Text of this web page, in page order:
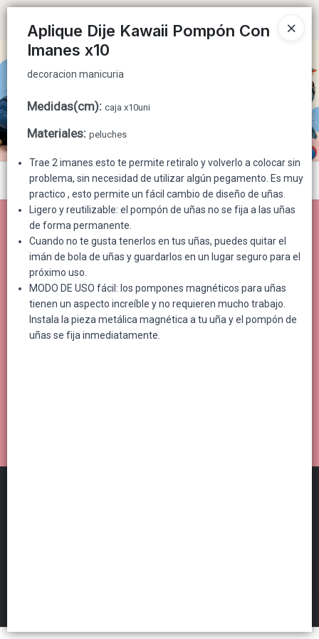
decoracion manicuria
Aplique Dije Kawaii Pompón Con
Imanes x10
decoracion manicuria
Medidas(cm): caja x10uni
Materiales: peluches
Trae 2 imanes esto te permite retiralo y volverlo a colocar sin
problema, sin necesidad de utilizar algún pegamento. Es muy
practico , esto permite un fácil cambio de diseño de uñas.
Ligero y reutilizable: el pompón de uñas no se fija a las uñas
de forma permanente.
Cuando no te gusta tenerlos en tus uñas, puedes quitar el
imán de bola de uñas y guardarlos en un lugar seguro para el
próximo uso.
MODO DE USO fácil: los pompones magnéticos para uñas
tienen un aspecto increíble y no requieren mucho trabajo.
Instala la pieza metálica magnética a tu uña y el pompón de
uñas se fija inmediatamente.
CÓMO COMPRAR
CONTACTO
Menú
decoracion manicuria
Lista vacía